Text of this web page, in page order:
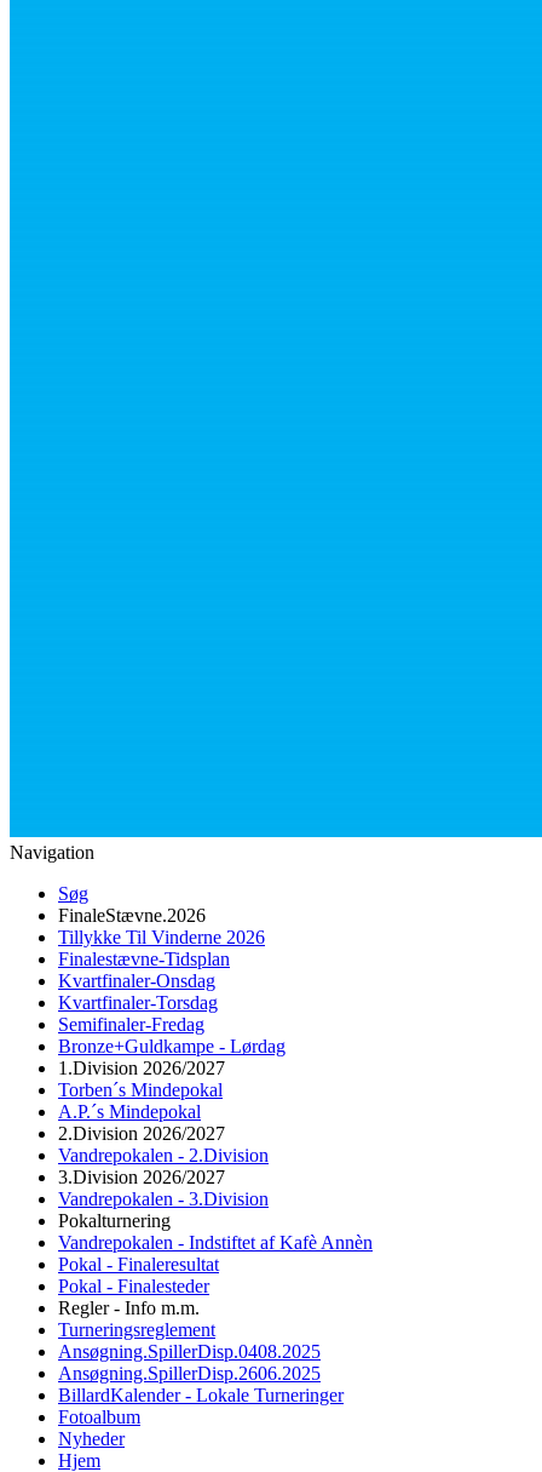
Navigation
Søg
FinaleStævne.2026
Tillykke Til Vinderne 2026
Finalestævne-Tidsplan
Kvartfinaler-Onsdag
Kvartfinaler-Torsdag
Semifinaler-Fredag
Bronze+Guldkampe - Lørdag
1.Division 2026/2027
Torben´s Mindepokal
A.P.´s Mindepokal
2.Division 2026/2027
Vandrepokalen - 2.Division
3.Division 2026/2027
Vandrepokalen - 3.Division
Pokalturnering
Vandrepokalen - Indstiftet af Kafè Annèn
Pokal - Finaleresultat
Pokal - Finalesteder
Regler - Info m.m.
Turneringsreglement
Ansøgning.SpillerDisp.0408.2025
Ansøgning.SpillerDisp.2606.2025
BillardKalender - Lokale Turneringer
Fotoalbum
Nyheder
Hjem